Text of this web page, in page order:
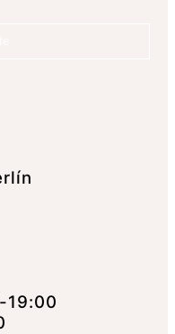
19:00